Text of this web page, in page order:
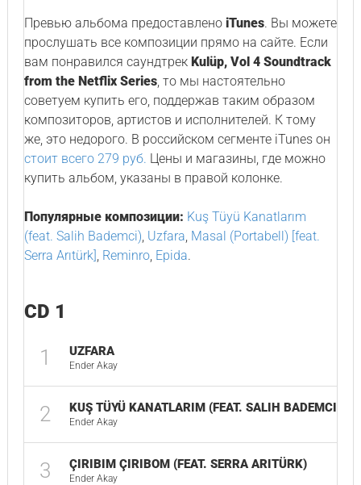
Превью альбома предоставлено iTunes. Вы можете
прослушать все композиции прямо на сайте. Если
вам понравился саундтрек Kulüp, Vol 4 Soundtrack
from the Netflix Series, то мы настоятельно
советуем купить его, поддержав таким образом
композиторов, артистов и исполнителей. К тому
же, это недорого. В российском сегменте iTunes он
стоит всего 279 руб. Цены и магазины, где можно
купить альбом, указаны в правой колонке.
Популярные композиции: Kuş Tüyü Kanatlarım
(feat. Salih Bademci), Uzfara, Masal (Portabell) [feat.
Serra Arıtürk], Reminro, Epida.
CD 1
1 UZFARA
Ender Akay
2 KUŞ TÜYÜ KANATLARIM (FEAT. SALIH BADEMCI)
Ender Akay
3 ÇIRIBIM ÇIRIBOM (FEAT. SERRA ARITÜRK)
Ender Akay